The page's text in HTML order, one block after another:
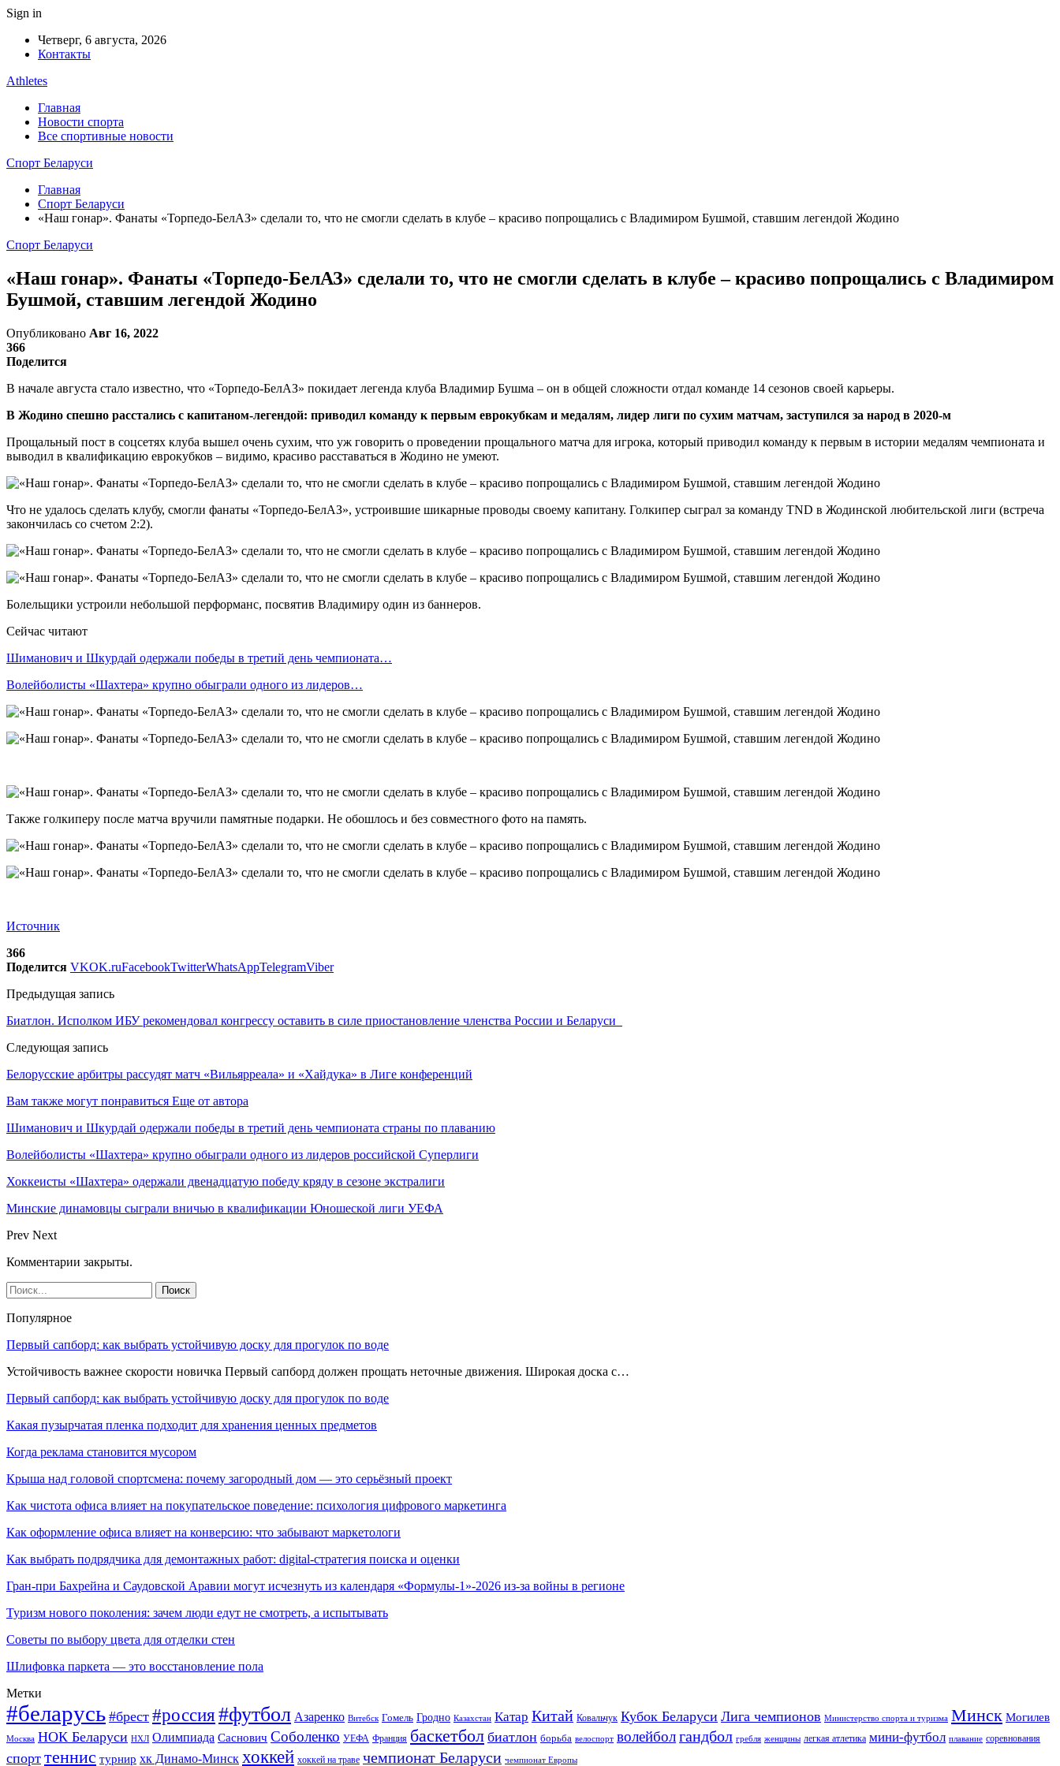
Sign in
Четверг, 6 августа, 2026
Контакты
Athletes
Главная
Новости спорта
Все спортивные новости
Спорт Беларуси
Главная
Спорт Беларуси
«Наш гонар». Фанаты «Торпедо-БелАЗ» сделали то, что не смогли сделать в клубе – красиво попрощались с Владимиром Бушмой, ставшим легендой Жодино
Спорт Беларуси
«Наш гонар». Фанаты «Торпедо-БелАЗ» сделали то, что не смогли сделать в клубе – красиво попрощались с Владимиром
Бушмой, ставшим легендой Жодино
Опубликовано Авг 16, 2022
366
Поделится
В начале августа стало известно, что «Торпедо-БелАЗ» покидает легенда клуба Владимир Бушма – он в общей сложности отдал команде 14 сезонов своей карьеры.
В Жодино спешно расстались с капитаном-легендой: приводил команду к первым еврокубкам и медалям, лидер лиги по сухим матчам, заступился за народ в 2020-м
Прощальный пост в соцсетях клуба вышел очень сухим, что уж говорить о проведении прощального матча для игрока, который приводил команду к первым в истории медалям чемпионата и
выводил в квалификацию еврокубков – видимо, красиво расставаться в Жодино не умеют.
Что не удалось сделать клубу, смогли фанаты «Торпедо-БелАЗ», устроившие шикарные проводы своему капитану. Голкипер сыграл за команду TND в Жодинской любительской лиги (встреча
закончилась со счетом 2:2).
Болельщики устроили небольшой перформанс, посвятив Владимиру один из баннеров.
Сейчас читают
Шиманович и Шкурдай одержали победы в третий день чемпионата…
Волейболисты «Шахтера» крупно обыграли одного из лидеров…
Также голкиперу после матча вручили памятные подарки. Не обошлось и без совместного фото на память.
Источник
366
Поделится VKOK.ruFacebookTwitterWhatsAppTelegramViber
Предыдущая запись
Биатлон. Исполком ИБУ рекомендовал конгрессу оставить в силе приостановление членства России и Беларуси
Следующая запись
Белорусские арбитры рассудят матч «Вильярреала» и «Хайдука» в Лиге конференций
Вам также могут понравиться Еще от автора
Шиманович и Шкурдай одержали победы в третий день чемпионата страны по плаванию
Волейболисты «Шахтера» крупно обыграли одного из лидеров российской Суперлиги
Хоккеисты «Шахтера» одержали двенадцатую победу кряду в сезоне экстралиги
Минские динамовцы сыграли вничью в квалификации Юношеской лиги УЕФА
Prev Next
Комментарии закрыты.
Популярное
Первый сапборд: как выбрать устойчивую доску для прогулок по воде
Устойчивость важнее скорости новичка Первый сапборд должен прощать неточные движения. Широкая доска с…
Первый сапборд: как выбрать устойчивую доску для прогулок по воде
Какая пузырчатая пленка подходит для хранения ценных предметов
Когда реклама становится мусором
Крыша над головой спортсмена: почему загородный дом — это серьёзный проект
Как чистота офиса влияет на покупательское поведение: психология цифрового маркетинга
Как оформление офиса влияет на конверсию: что забывают маркетологи
Как выбрать подрядчика для демонтажных работ: digital-стратегия поиска и оценки
Гран-при Бахрейна и Саудовской Аравии могут исчезнуть из календаря «Формулы-1»-2026 из-за войны в регионе
Туризм нового поколения: зачем люди едут не смотреть, а испытывать
Советы по выбору цвета для отделки стен
Шлифовка паркета — это восстановление пола
Метки
#беларусь #брест #россия#футбол Азаренко Витебск Гомель Гродно Казахстан Катар Китай Ковальчук Кубок Беларуси Лига чемпионов Министерство спорта и туризма Минск Могилев
Москва НОК Беларуси НХЛ Олимпиада Саснович Соболенко УЕФА Франция баскетбол биатлон борьба велоспорт волейболгандбол гребля женщины легкая атлетика мини-футбол плавание соревнования
спорт теннис турнир хк Динамо-Минск хоккей хоккей на траве чемпионат Беларуси чемпионат Европы